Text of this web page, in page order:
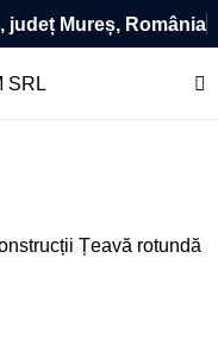
județ Mureș, România
0
Țeavă rotundă